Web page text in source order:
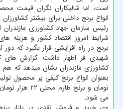
است، اما شالیکاران نگران قیمت
انواع برنج داخلی برای بیشتر
رئیس سازمان جهاد کشاورزی مازندران
شرایط امروز اقتصاد کشور و هزینه
برنج در راه افزایشی قرار بگیرد که دور
شهیدی فر اظهار داشت: گزارش های
کشاورزی مازندران نشان میدهد که هم
تومان و برنج
می شود.